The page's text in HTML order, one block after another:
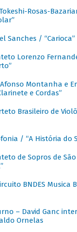
Rosas-
Sanches / “Carioca”
Lorenzo
Montanha e
e Cordas”
Brasileiro de
/ “A História do
de Sopros de
BNDES Musica
– David Ganc
Ornelas